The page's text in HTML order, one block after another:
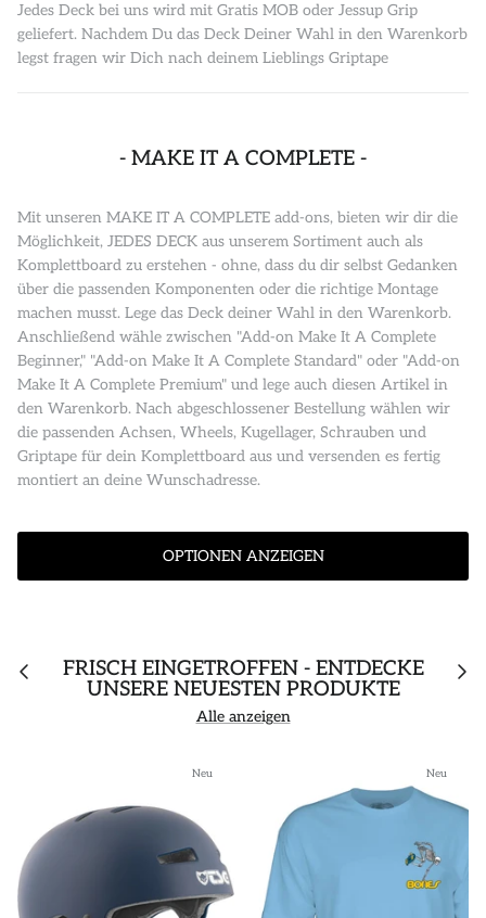
Jedes Deck bei uns wird mit Gratis MOB oder Jessup Grip
geliefert. Nachdem Du das Deck Deiner Wahl in den Warenkorb
legst fragen wir Dich nach deinem Lieblings Griptape
- MAKE IT A COMPLETE -
Mit unseren MAKE IT A COMPLETE add-ons, bieten wir dir die
Möglichkeit, JEDES DECK aus unserem Sortiment auch als
Komplettboard zu erstehen - ohne, dass du dir selbst Gedanken
über die passenden Komponenten oder die richtige Montage
machen musst. Lege das Deck deiner Wahl in den Warenkorb.
Anschließend wähle zwischen "Add-on Make It A Complete
Beginner," "Add-on Make It A Complete Standard" oder "Add-on
Make It A Complete Premium" und lege auch diesen Artikel in
den Warenkorb. Nach abgeschlossener Bestellung wählen wir
die passenden Achsen, Wheels, Kugellager, Schrauben und
Griptape für dein Komplettboard aus und versenden es fertig
montiert an deine Wunschadresse.
OPTIONEN ANZEIGEN
FRISCH EINGETROFFEN - ENTDECKE
UNSERE NEUESTEN PRODUKTE
Alle anzeigen
Neu Neu